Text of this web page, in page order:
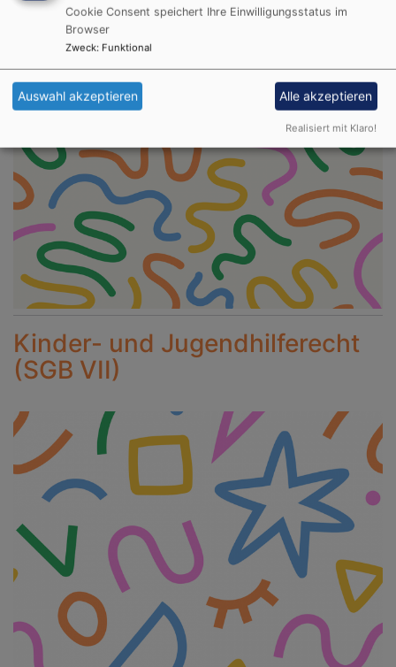
Kinder- und Jugendhilferecht
(SGB VII)
Cookie Consent speichert Ihre Einwilligungsstatus im
Browser
Zweck: Funktional
Auswahl akzeptieren Alle akzeptieren
Realisiert mit Klaro!